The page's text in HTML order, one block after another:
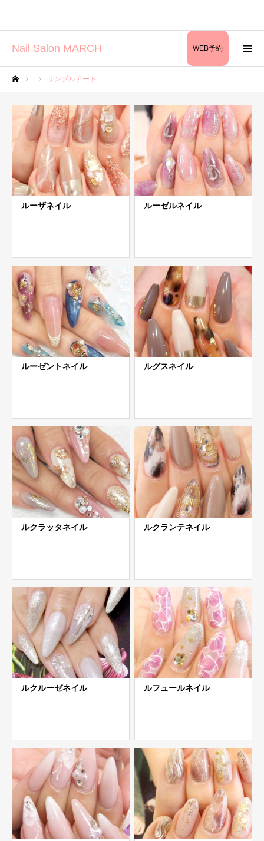
Nail Salon MARCH WEB予約
サンプルアート
ルーザネイル ルーゼルネイル
ルーゼントネイル ルグスネイル
ルクラッタネイル ルクランテネイル
ルクルーゼネイル ルフュールネイル